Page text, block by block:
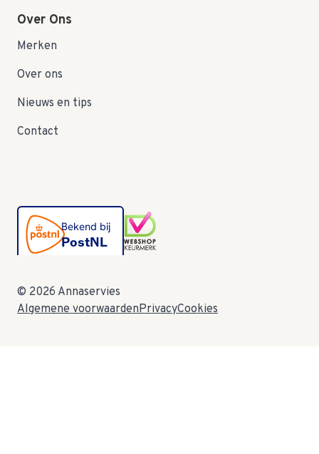
Over Ons
Merken
Over ons
Nieuws en tips
Contact
© 2026 Annaservies
Algemene voorwaardenPrivacyCookies